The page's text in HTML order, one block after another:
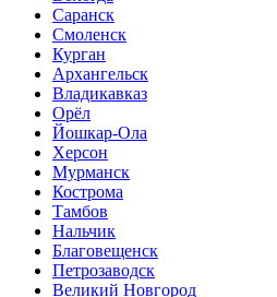
Саранск
Смоленск
Курган
Архангельск
Владикавказ
Орёл
Йошкар-Ола
Херсон
Мурманск
Кострома
Тамбов
Нальчик
Благовещенск
Петрозаводск
Великий Новгород